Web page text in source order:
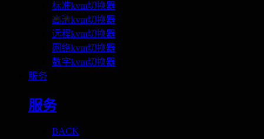
标准kvm切换器
高清kvm切换器
远程kvm切换器
网络kvm切换器
数字kvm切换器
服务
服务
BACK